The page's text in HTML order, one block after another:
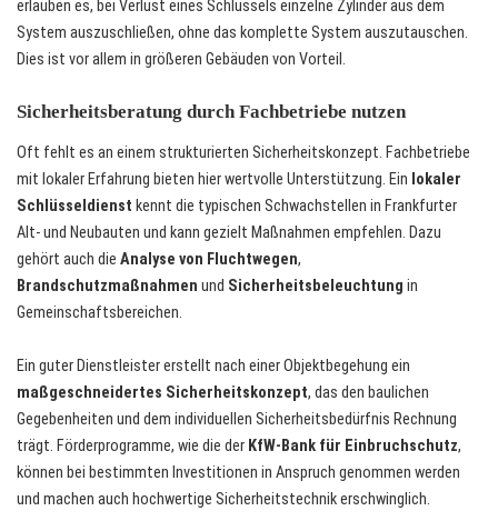
erlauben es, bei Verlust eines Schlüssels einzelne Zylinder aus dem
System auszuschließen, ohne das komplette System auszutauschen.
Dies ist vor allem in größeren Gebäuden von Vorteil.
Sicherheitsberatung durch Fachbetriebe nutzen
Oft fehlt es an einem strukturierten Sicherheitskonzept. Fachbetriebe
mit lokaler Erfahrung bieten hier wertvolle Unterstützung. Ein lokaler
Schlüsseldienst kennt die typischen Schwachstellen in Frankfurter
Alt- und Neubauten und kann gezielt Maßnahmen empfehlen. Dazu
gehört auch die Analyse von Fluchtwegen,
Brandschutzmaßnahmen und Sicherheitsbeleuchtung in
Gemeinschaftsbereichen.
Ein guter Dienstleister erstellt nach einer Objektbegehung ein
maßgeschneidertes Sicherheitskonzept, das den baulichen
Gegebenheiten und dem individuellen Sicherheitsbedürfnis Rechnung
trägt. Förderprogramme, wie die der KfW-Bank für Einbruchschutz,
können bei bestimmten Investitionen in Anspruch genommen werden
und machen auch hochwertige Sicherheitstechnik erschwinglich.